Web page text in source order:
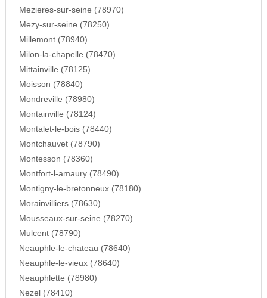
Mezieres-sur-seine (78970)
Mezy-sur-seine (78250)
Millemont (78940)
Milon-la-chapelle (78470)
Mittainville (78125)
Moisson (78840)
Mondreville (78980)
Montainville (78124)
Montalet-le-bois (78440)
Montchauvet (78790)
Montesson (78360)
Montfort-l-amaury (78490)
Montigny-le-bretonneux (78180)
Morainvilliers (78630)
Mousseaux-sur-seine (78270)
Mulcent (78790)
Neauphle-le-chateau (78640)
Neauphle-le-vieux (78640)
Neauphlette (78980)
Nezel (78410)